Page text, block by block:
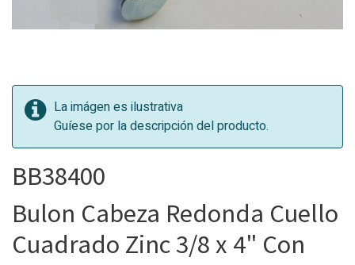
La imágen es ilustrativa
Guíese por la descripción del producto.
BB38400
Bulon Cabeza Redonda Cuello
Cuadrado Zinc 3/8 x 4" Con